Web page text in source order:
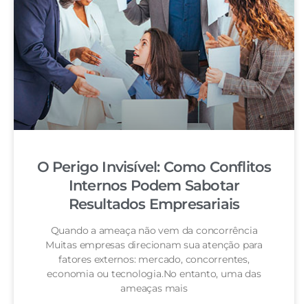
O Perigo Invisível: Como Conflitos
Internos Podem Sabotar
Resultados Empresariais
Quando a ameaça não vem da concorrência
Muitas empresas direcionam sua atenção para
fatores externos: mercado, concorrentes,
economia ou tecnologia.No entanto, uma das
ameaças mais